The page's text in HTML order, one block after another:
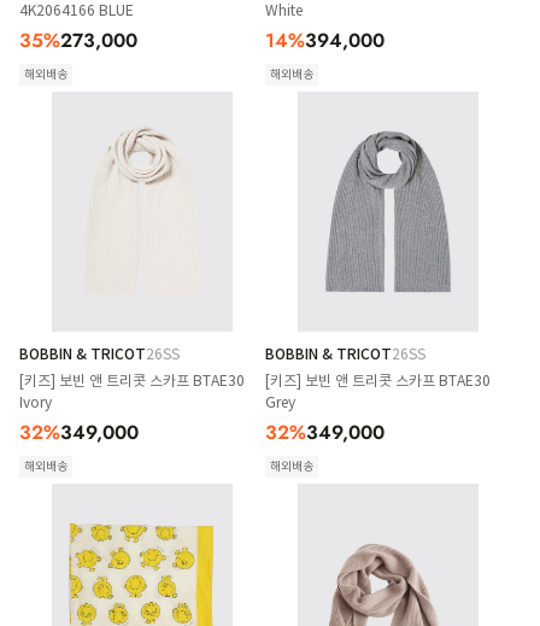
4K2064166 BLUE
35%273,000
해외배송
White
14%394,000
해외배송
BOBBIN & TRICOT26SS
[키즈] 보빈 앤 트리콧 스카프 BTAE30
Ivory
32%349,000
해외배송
BOBBIN & TRICOT26SS
[키즈] 보빈 앤 트리콧 스카프 BTAE30
Grey
32%349,000
해외배송